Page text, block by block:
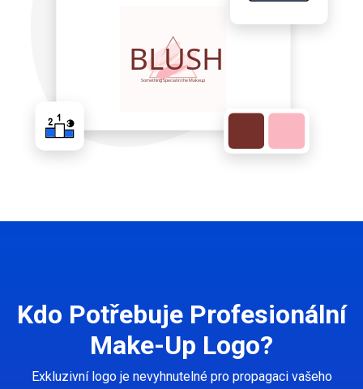
Kdo Potřebuje Profesionální
Make-Up Logo?
Exkluzivní logo je nevyhnutelné pro propagaci vašeho